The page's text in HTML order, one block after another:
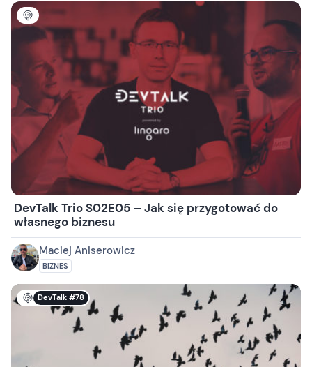
DevTalk Trio S02E05 – Jak się przygotować do
własnego biznesu
Maciej Aniserowicz
BIZNES
DevTalk #78